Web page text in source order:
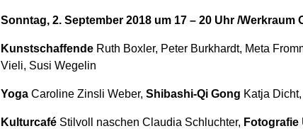
Sonntag, 2. September 2018 um 17 – 20 Uhr /
Kunstschaffende Ruth Boxler, Peter Burkhardt, Meta
Vieli, Susi Wegelin
Yoga Caroline Zinsli Weber, Shibashi-Qi Gong Katja Dicht,
Kulturcafé Stilvoll naschen Claudia Schluchter, Fotografie